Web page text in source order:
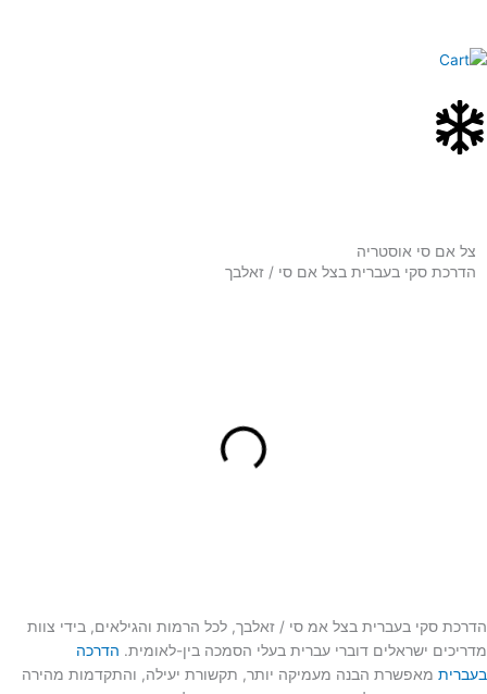
צל אם סי אוסטריה
הדרכת סקי בעברית בצל אם סי / זאלבך
הדרכת סקי בעברית בצל אמ סי / זאלבך, לכל הרמות והגילאים, בידי צוות
מדריכים ישראלים דוברי עברית בעלי הסמכה בין-לאומית. הדרכה
בעברית מאפשרת הבנה מעמיקה יותר, תקשורת יעילה, והתקדמות מהירה